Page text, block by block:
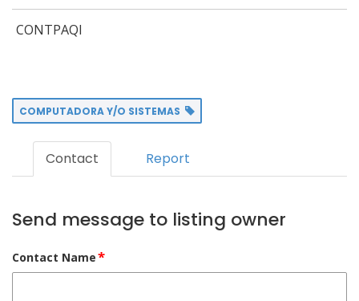
CONTPAQI
COMPUTADORA Y/O SISTEMAS
Contact Report
Send message to listing owner
Contact Name*